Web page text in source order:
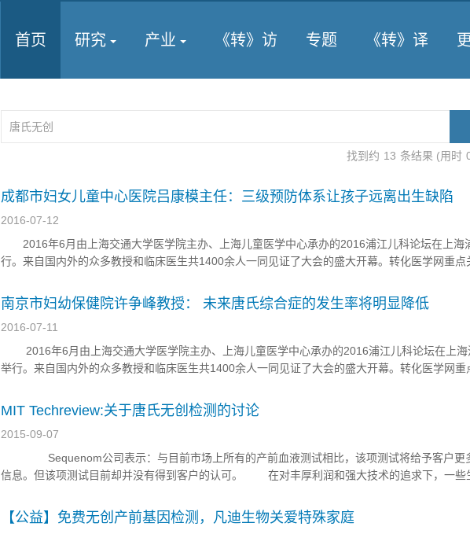
首页 研究 产业 《转》访 专题 《转》译
找到约 13 条结果 (用时
成都市妇女儿童中心医院吕康模主任：三级预防体系让孩子远离出生缺陷
2016-07-12
2016年6月由上海交通大学医学院主办、上海儿童医学中心承办的2016浦江儿科论坛在上海
行。来自国内外的众多教授和临床医生共1400余人一同见证了大会的盛大开幕。转化医学网重点
看法，所面临的挑战及应对策略？ 吕康模主任：会上许多老师都谈到了这一问题，目前中...
南京市妇幼保健院许争峰教授： 未来唐氏综合症的发生率将明显降低
2016-07-11
2016年6月由上海交通大学医学院主办、上海儿童医学中心承办的2016浦江儿科论坛在上海
举行。来自国内外的众多教授和临床医生共1400余人一同见证了大会的盛大开幕。转化医学网重
测的看法？ 许争峰教授：无创产前基因检...
MIT Techreview:关于唐氏无创检测的讨论
2015-09-07
Sequenom公司表示：与目前市场上所有的产前血液测试相比，该项测试将给予客户更
信息。但该项测试目前却并没有得到客户的认可。 在对丰厚利润和强大技术的追求下，一些
染色体组疾病检测技术。Sequenom公司正是如此，其最新筛查测试是目前唯一能在产前精确筛查
【公益】免费无创产前基因检测，凡迪生物关爱特殊家庭